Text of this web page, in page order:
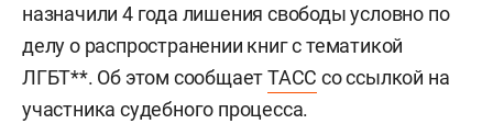
назначили 4 года лишения свободы условно по
делу о распространении книг с тематикой
ЛГБТ**. Об этом сообщаетТАСС со ссылкой на
участника судебного процесса.